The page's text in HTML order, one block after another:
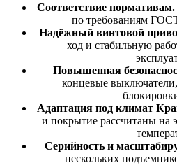
Соответствие нормативам.
по требованиям
Надёжный винтовой
ход и стабильную
Повышенная
концевые
Адаптация под климат
и покрытие рассчитаны на
Серийность и
нескольких